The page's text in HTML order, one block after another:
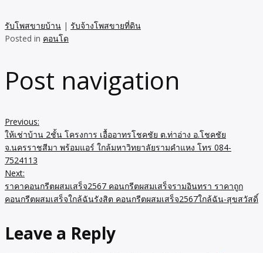
รับโพสขายบ้าน | รับจ้างโพสขายที่ดิน
Posted in คอนโด
Post navigation
Previous:
ให้เช่าบ้าน 2ชั้น โครงการ เอื้ออาทรโชคชัย ต.ท่าอ่าง อ.โชคชัย
จ.นครราชสีมา พร้อมแอร์ ใกล้มหาวิทยาลัยรามคำแหง โทร 084-
7524113
Next:
ราคาคอนกรีตผสมเสร็จ2567 คอนกรีตผสมเสร็จรามอินทรา ราคาถูก
คอนกรีตผสมเสร็จใกล้ฉันรังสิต คอนกรีตผสมเสร็จ2567ใกล้ฉัน-สุขสวัสดิ์
Leave a Reply